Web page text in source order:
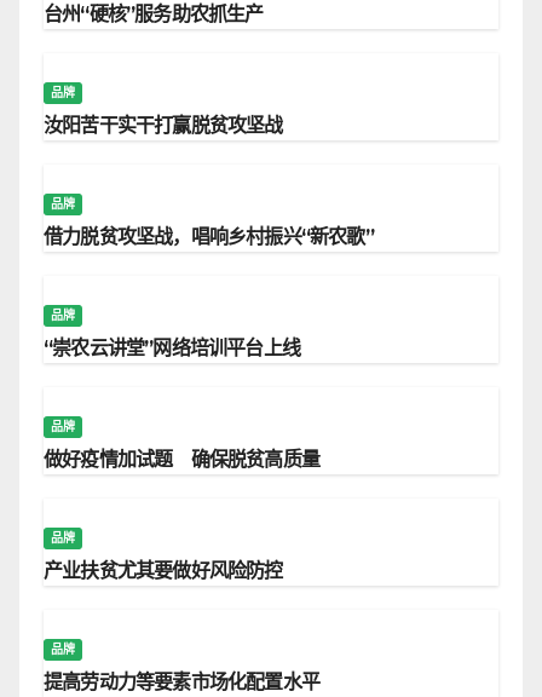
台州“硬核”服务助农抓生产
品牌
汝阳苦干实干打赢脱贫攻坚战
品牌
借力脱贫攻坚战，唱响乡村振兴“新农歌”
品牌
“崇农云讲堂”网络培训平台上线
品牌
做好疫情加试题 确保脱贫高质量
品牌
产业扶贫尤其要做好风险防控
品牌
提高劳动力等要素市场化配置水平